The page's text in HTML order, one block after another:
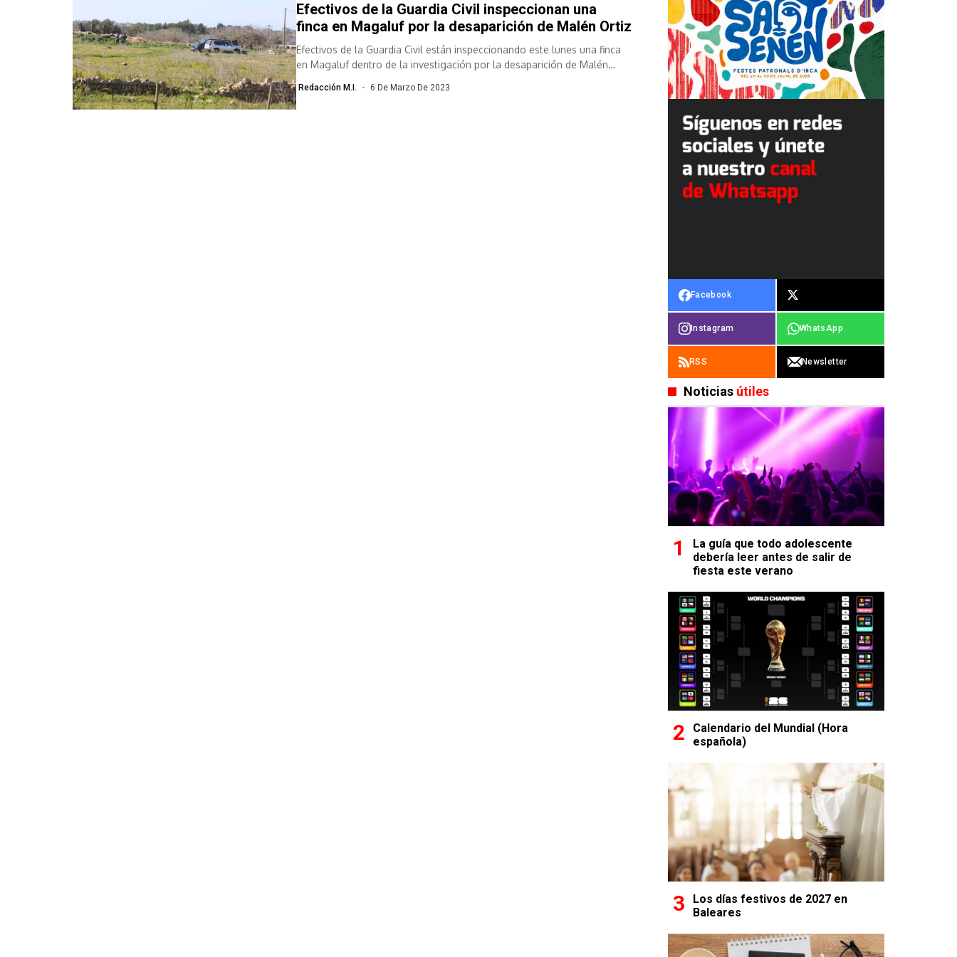
Efectivos de la Guardia Civil inspeccionan una
finca en Magaluf por la desaparición de Malén Ortiz
Efectivos de la Guardia Civil están inspeccionando este lunes una finca
en Magaluf dentro de la investigación por la desaparición de Malén
Redacción M.I. 6 De Marzo De 2023
Facebook
Instagram WhatsApp
RSS Newsletter
Noticias útiles
La guía que todo adolescente
debería leer antes de salir de
fiesta este verano
Calendario del Mundial (Hora
española)
Los días festivos de 2027 en
Baleares